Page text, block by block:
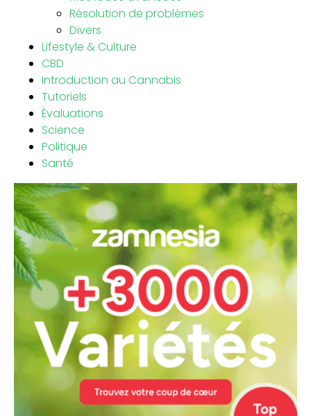
Résolution de problèmes
Divers
Lifestyle & Culture
CBD
Introduction au Cannabis
Tutoriels
Évaluations
Science
Politique
Santé